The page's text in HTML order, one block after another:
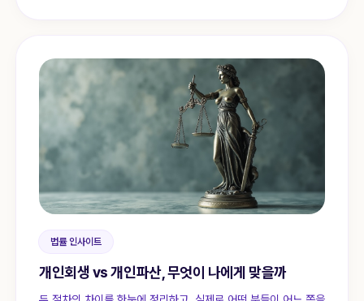
법률 인사이트
개인회생 vs 개인파산, 무엇이 나에게 맞을까